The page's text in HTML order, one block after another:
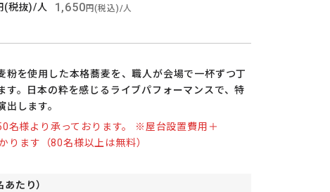
(税抜)/人 1,650 円(税込)/人
粉を使用した本格蕎麦を、職人が会場で一杯ずつ丁
す。日本の粋を感じるライブパフォーマンスで、特
出します。
名様より承っております。 ※屋台設置費用＋
ります（80名様以上は無料）
たり）